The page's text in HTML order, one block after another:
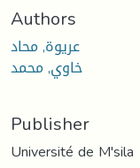
Authors
عريوة, محاد
خاوي, محمد
Publisher
Université de M'sila